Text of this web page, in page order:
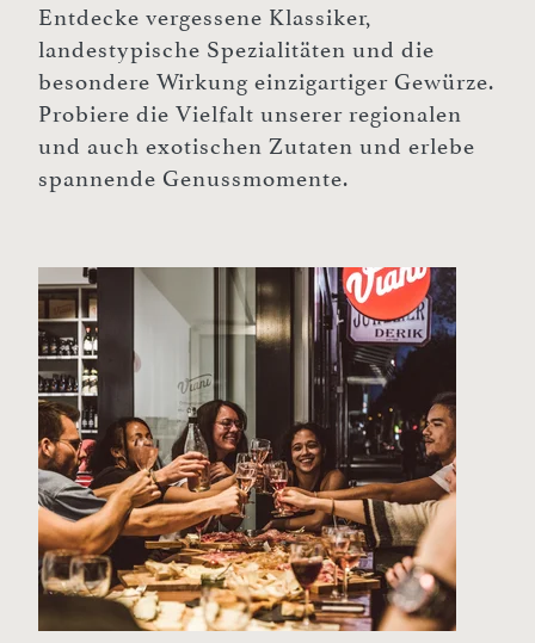
Entdecke vergessene Klassiker,
landestypische Spezialitäten und die
besondere Wirkung einzigartiger Gewürze.
Probiere die Vielfalt unserer regionalen
und auch exotischen Zutaten und erlebe
spannende Genussmomente.